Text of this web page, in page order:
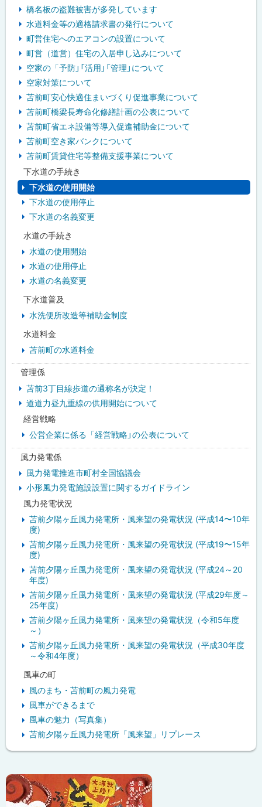
橋名板の盗難被害が多発しています
水道料金等の適格請求書の発行について
町営住宅へのエアコンの設置について
町営（道営）住宅の入居申し込みについて
空家の「予防」「活用」「管理」について
空家対策について
苫前町安心快適住まいづくり促進事業について
苫前町橋梁長寿命化修繕計画の公表について
苫前町省エネ設備等導入促進補助金について
苫前町空き家バンクについて
苫前町賃貸住宅等整備支援事業について
下水道の手続き
下水道の使用開始
下水道の使用停止
下水道の名義変更
水道の手続き
水道の使用開始
水道の使用停止
水道の名義変更
下水道普及
水洗便所改造等補助金制度
水道料金
苫前町の水道料金
管理係
苫前3丁目線歩道の通称名が決定！
道道力昼九重線の供用開始について
経営戦略
公営企業に係る「経営戦略」の公表について
風力発電係
風力発電推進市町村全国協議会
小形風力発電施設設置に関するガイドライン
風力発電状況
苫前夕陽ヶ丘風力発電所・風来望の発電状況 (平成14〜10年
度)
苫前夕陽ヶ丘風力発電所・風来望の発電状況 (平成19〜15年
度)
苫前夕陽ヶ丘風力発電所・風来望の発電状況 (平成24～20
年度)
苫前夕陽ヶ丘風力発電所・風来望の発電状況 (平成29年度～
25年度)
苫前夕陽ヶ丘風力発電所・風来望の発電状況（令和5年度
～）
苫前夕陽ヶ丘風力発電所・風来望の発電状況（平成30年度
～令和4年度）
風車の町
風のまち・苫前町の風力発電
風車ができるまで
風車の魅力（写真集）
苫前夕陽ヶ丘風力発電所「風来望」リプレース
ッ